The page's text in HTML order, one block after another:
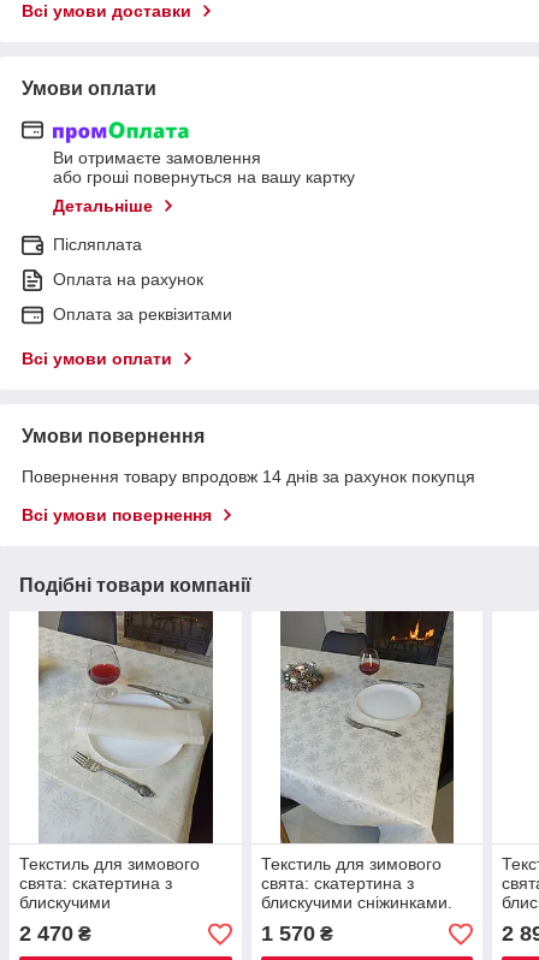
Всі умови доставки
Умови оплати
Ви отримаєте замовлення
або гроші повернуться на вашу картку
Детальніше
Післяплата
Оплата на рахунок
Оплата за реквізитами
Всі умови оплати
Умови повернення
Повернення товару впродовж 14 днів за рахунок покупця
Всі умови повернення
Подібні товари компанії
Текстиль для зимового
свята: скатертина з
блискучими
180х144 см + 4 серветки
2 470 ₴
Текстиль для зимового
свята: скатертина з
блискучими сніжинками.
Скатертина 180х144 см +
доріжка 140х40см + 4
1 570₴ 2